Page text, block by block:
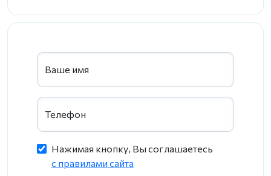
Ваше имя
Телефон
Нажимая кнопку, Вы соглашаетесь
c правилами сайта